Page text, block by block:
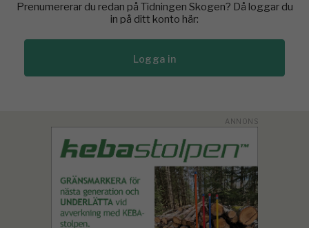
Prenumererar du redan på Tidningen Skogen? Då loggar du
in på ditt konto här:
Logga in